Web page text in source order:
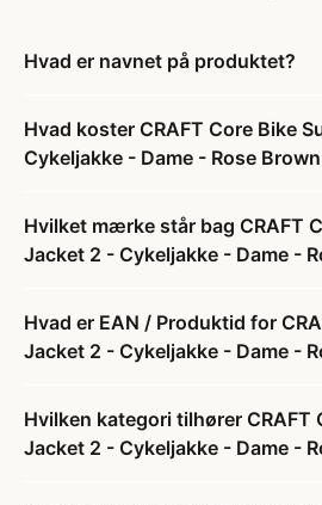
Hvad er navnet på produktet?
Hvad koster CRAFT Core Bike
Cykeljakke - Dame - Rose
Hvilket mærke står bag CRAFT
Jacket 2 - Cykeljakke - Dame -
Hvad er EAN / Produktid for
Jacket 2 - Cykeljakke - Dame -
Hvilken kategori tilhører CRAFT
Jacket 2 - Cykeljakke - Dame -